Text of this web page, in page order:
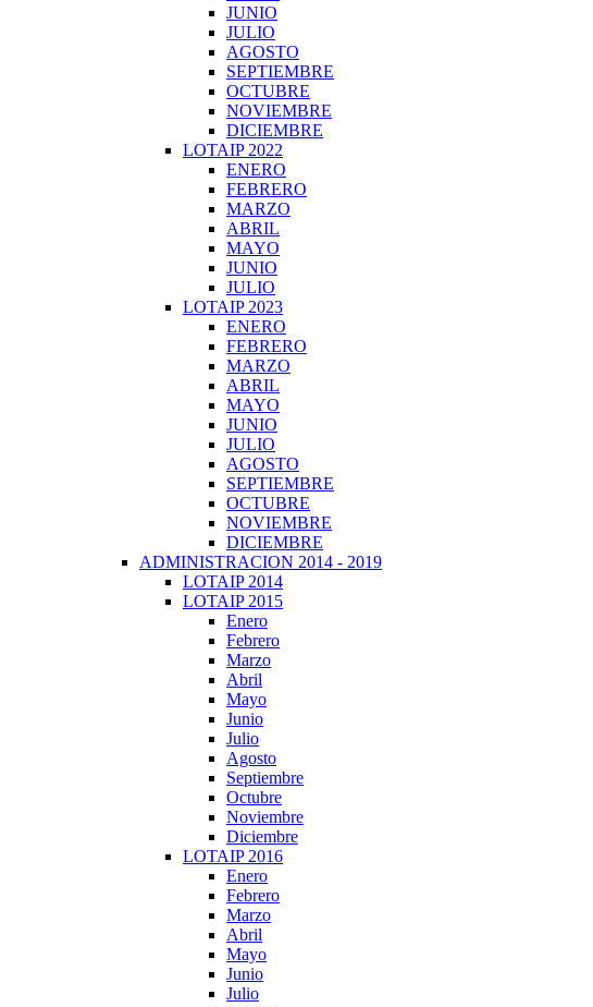
JUNIO
JULIO
AGOSTO
SEPTIEMBRE
OCTUBRE
NOVIEMBRE
DICIEMBRE
LOTAIP 2022
ENERO
FEBRERO
MARZO
ABRIL
MAYO
JUNIO
JULIO
LOTAIP 2023
ENERO
FEBRERO
MARZO
ABRIL
MAYO
JUNIO
JULIO
AGOSTO
SEPTIEMBRE
OCTUBRE
NOVIEMBRE
DICIEMBRE
ADMINISTRACION 2014 - 2019
LOTAIP 2014
LOTAIP 2015
Enero
Febrero
Marzo
Abril
Mayo
Junio
Julio
Agosto
Septiembre
Octubre
Noviembre
Diciembre
LOTAIP 2016
Enero
Febrero
Marzo
Abril
Mayo
Junio
Julio